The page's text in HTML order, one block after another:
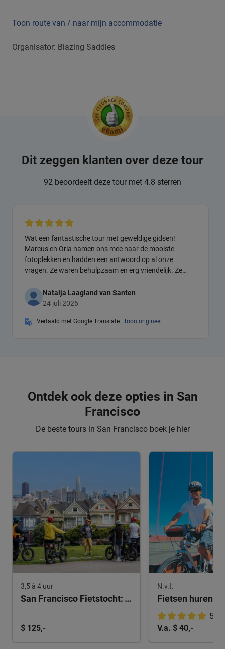
Toon route van / naar mijn accommodatie
Organisator: Blazing Saddles
Dit zeggen klanten over deze tour
92 beoordeelt deze tour met 4.8 sterren
Wat een fantastische tour met geweldige gidsen!
Marcus en Orla namen ons mee naar de mooiste
fotoplekken en hadden een antwoord op al onze
vragen. Ze waren behulpzaam en erg vriendelijk. Ze
en dat niemand achterbleef. De tour is echt prachtig en
je ziet veel. Er zijn ook plekken om foto's te maken van
Nederlands spreekt), gebruik dan een elektrische fiets.
Natalja Laagland van Santen
24 juli 2026
Vertaald met Google Translate Toon origineel
Ontdek ook deze opties in San
Francisco
De beste tours in San Francisco boek je hier
3,5 à 4 uur
San Francisco Fietstocht: Tour De San Francisco
$ 125,-
N.v.t.
5.0
V.a. $ 40,-